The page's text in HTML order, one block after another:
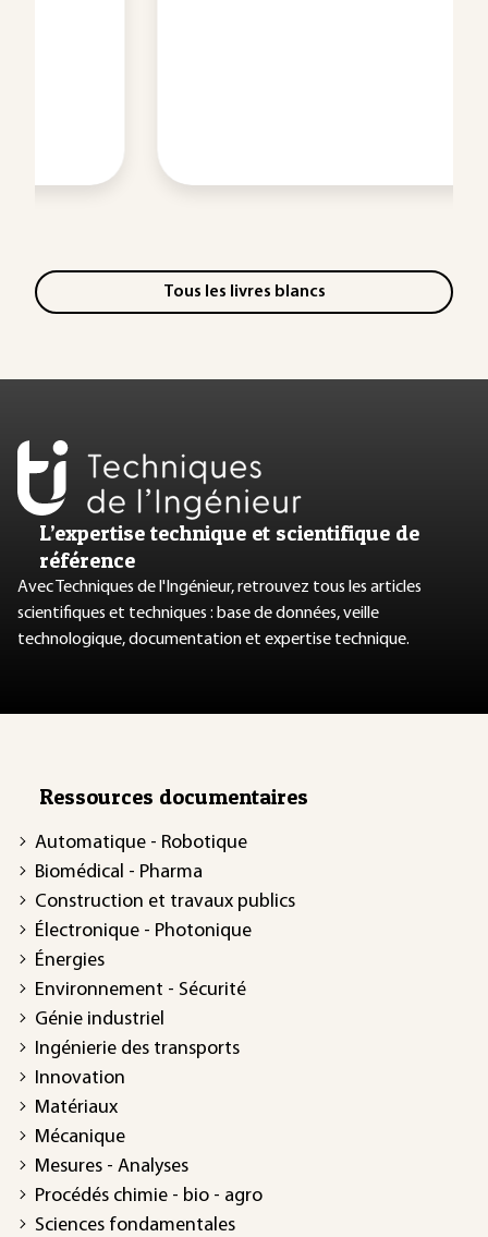
Tous les livres blancs
L’expertise technique et scientifique de
référence
Avec Techniques de l'Ingénieur, retrouvez tous les articles
scientifiques et techniques : base de données, veille
technologique, documentation et expertise technique.
Ressources documentaires
Automatique - Robotique
Biomédical - Pharma
Construction et travaux publics
Électronique - Photonique
Énergies
Environnement - Sécurité
Génie industriel
Ingénierie des transports
Innovation
Matériaux
Mécanique
Mesures - Analyses
Procédés chimie - bio - agro
Sciences fondamentales